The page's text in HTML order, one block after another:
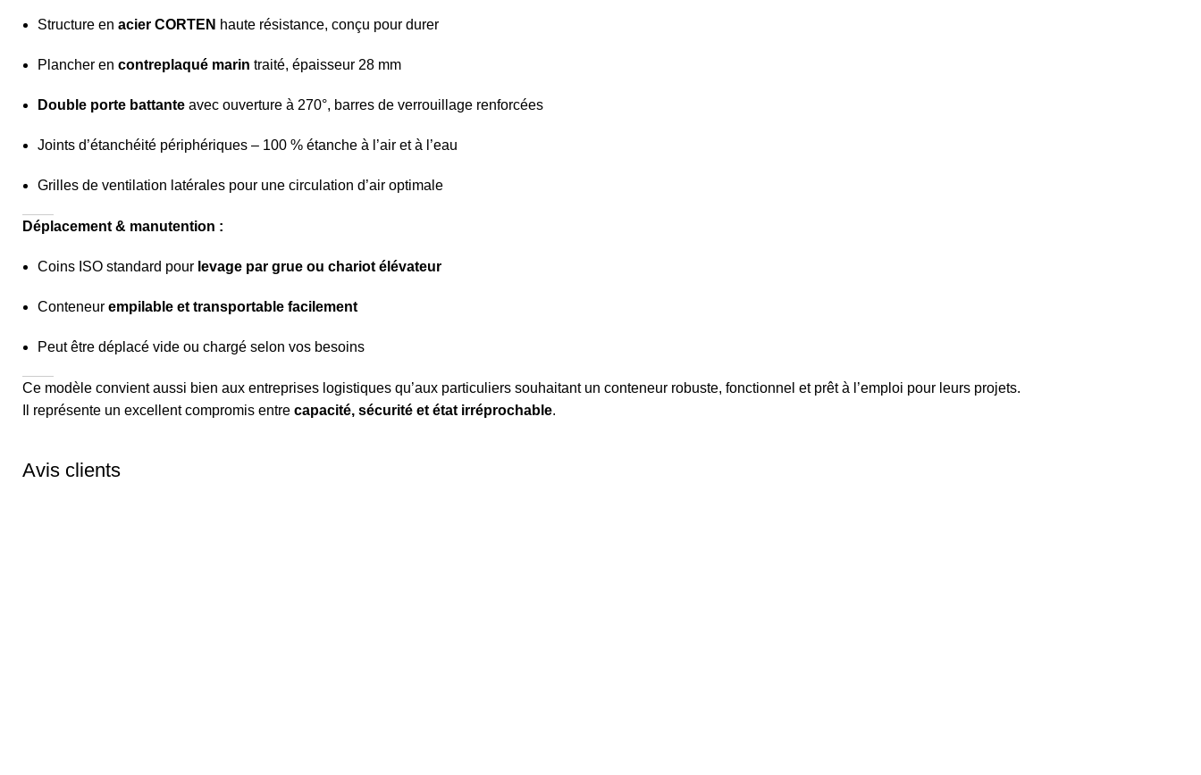
Structure en acier CORTEN haute résistance, conçu pour durer
Plancher en contreplaqué marin traité, épaisseur 28 mm
Double porte battante avec ouverture à 270°, barres de verrouillage renforcées
Joints d’étanchéité périphériques – 100 % étanche à l’air et à l’eau
Grilles de ventilation latérales pour une circulation d’air optimale
Déplacement & manutention :
Coins ISO standard pour levage par grue ou chariot élévateur
Conteneur empilable et transportable facilement
Peut être déplacé vide ou chargé selon vos besoins
Ce modèle convient aussi bien aux entreprises logistiques qu’aux particuliers souhaitant un conteneur robuste, fonctionnel et prêt à l’emploi pour leurs projets.
Il représente un excellent compromis entre capacité, sécurité et état irréprochable.
Avis clients